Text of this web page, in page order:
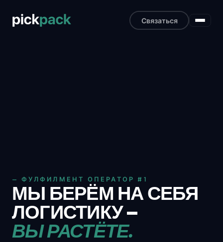
Связаться
— ФУЛФИЛМЕНТ ОПЕРАТОР #1
МЫ БЕРЁМ НА СЕБЯ
ЛОГИСТИКУ —
ВЫ РАСТЁТЕ.